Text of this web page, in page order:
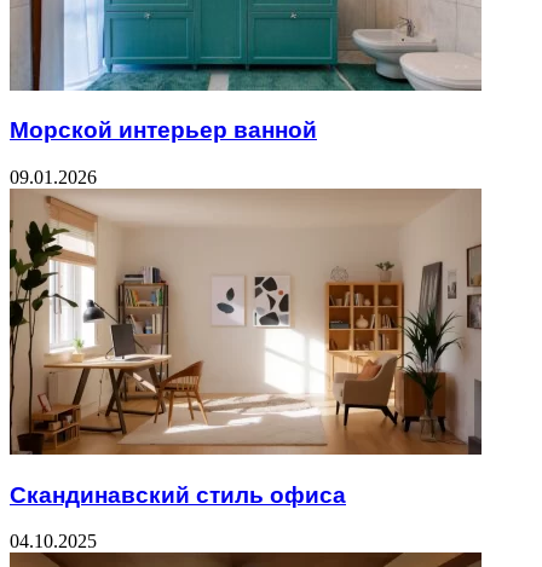
Морской интерьер ванной
09.01.2026
Скандинавский стиль офиса
04.10.2025